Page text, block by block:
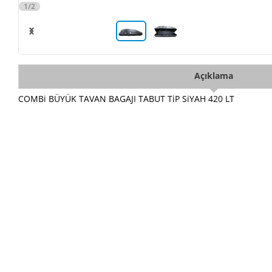
1/2
Açıklama
COMBi BÜYÜK TAVAN BAGAJI TABUT TiP SiYAH 420 LT